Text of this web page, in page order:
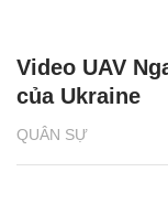
QUÂN SỰ
Video UAV
của Ukraine